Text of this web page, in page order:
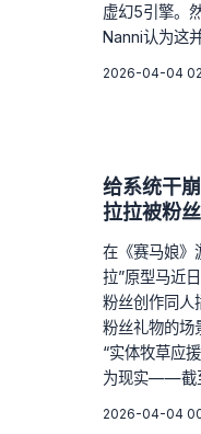
虚幻5引擎。
Nanni认为这
2026-04-04
给系统干
拉拉被粉
在《赛马娘》
拉”原型马近
粉丝创作同人
粉丝礼物的场
“实体牧草应
为现实——截
2026-04-04